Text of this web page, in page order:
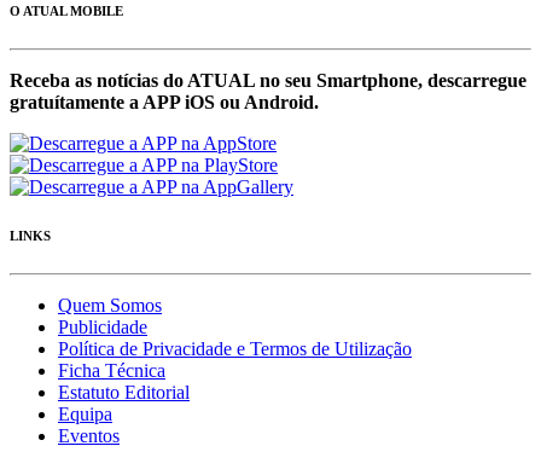
O ATUAL MOBILE
Receba as notícias do ATUAL no seu Smartphone, descarregue
gratuítamente a APP iOS ou Android.
LINKS
Quem Somos
Publicidade
Política de Privacidade e Termos de Utilização
Ficha Técnica
Estatuto Editorial
Equipa
Eventos